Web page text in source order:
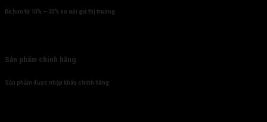
Rẻ hơn từ 10% – 30% so với giá thị trường
Sản phẩm chính hãng
Sản phẩm được nhập khẩu chính hãng